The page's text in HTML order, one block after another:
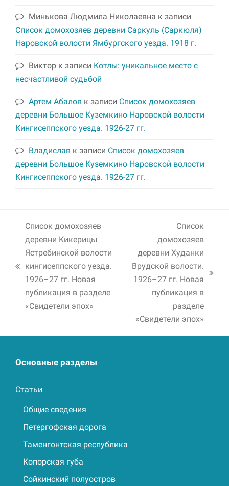
Минькова Людмила Николаевна к записи
Список домохозяев деревни Саркуль (Саркюля)
Наровской волости Ямбургского уезда. 1918 г.
Виктор к записи Котлы: уникальное место с
несчастливой судьбой
Артем Абалов к записи Список домохозяев
деревни Большое Куземкино Наровской волости
Кингисеппского уезда. 1926-27 гг.
Владислав к записи Список домохозяев
деревни Большое Куземкино Наровской волости
Кингисеппского уезда. 1926-27 гг.
Список домохозяев
деревни Кикерицы
Ястребинской волости
кингисеппского уезда.
1926–27 гг. Новая
публикация в разделе
«Свидетели эпох»
next
Список
домохозяев
деревни Худанки
Врудской волости.
1926–27 гг. Новая
публикация в
разделе
«Свидетели эпох»
Основные разделы
Статьи
Общие сведения
Петергофская дорога
Таменгонтская республика
Копорская губа
Сойкинский полуостров